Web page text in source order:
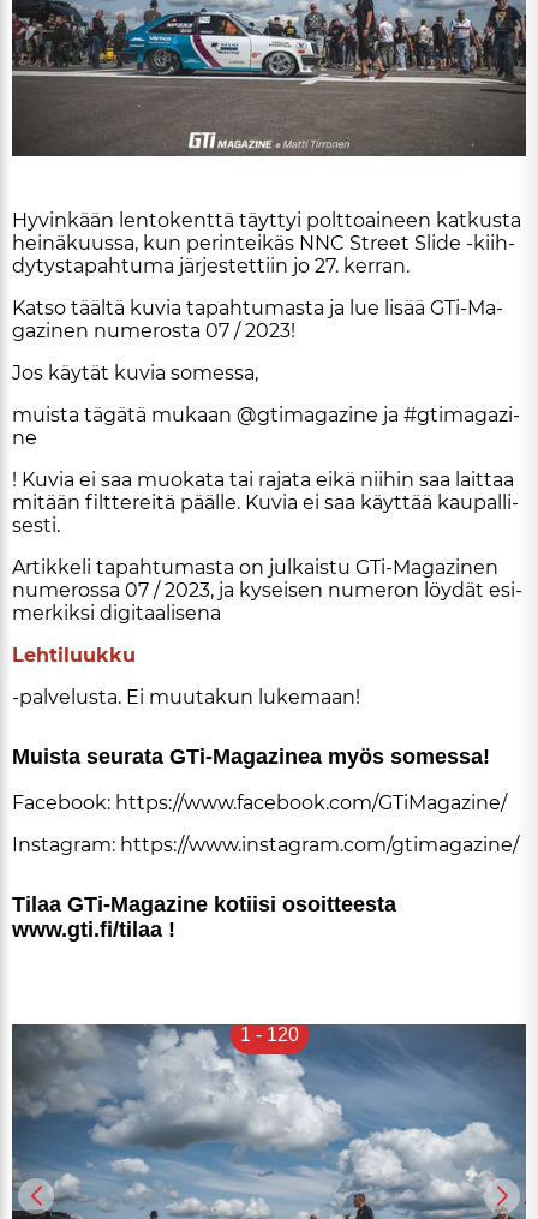
ARTIKKELIT
Hy­vin­kään len­to­kent­tä täyt­tyi polt­to­ai­neen kat­kus­ta
hei­nä­kuus­sa, kun pe­rin­tei­käs NNC Street Slide -kiih­
dy­tys­ta­pah­tu­ma jär­jes­tet­tiin jo 27. ker­ran.
Kat­so tääl­tä ku­via ta­pah­tu­mas­ta ja lue li­sää GTi-Ma­
ga­zi­nen nu­me­ros­ta 07 / 2023!
Jos käy­tät ku­via so­mes­sa,
muis­ta tä­gä­tä mu­kaan @gti­ma­ga­zi­ne ja #gti­ma­ga­zi­
ne
! Ku­via ei saa muo­ka­ta tai ra­ja­ta ei­kä nii­hin saa lait­taa
mi­tään filt­te­rei­tä pääl­le. Ku­via ei saa käyt­tää kau­pal­li­
ses­ti.
Ar­tik­ke­li ta­pah­tu­mas­ta on jul­kais­tu GTi-Ma­ga­zi­nen
nu­me­ros­sa 07 / 2023, ja ky­sei­sen nu­me­ron löy­dät esi­
mer­kik­si di­gi­taa­li­se­na
Leh­ti­luuk­ku
-pal­ve­lus­ta. Ei muu­ta­kun lu­ke­maan!
Muis­ta seu­ra­ta GTi-Ma­ga­zi­nea myös so­mes­sa!
Fa­ce­book: https://www.fa­ce­book.com/GTi­Ma­ga­zi­ne/
Ins­tag­ram: https://www.ins­tag­ram.com/gti­ma­ga­zi­ne/
Ti­laa GTi-Ma­ga­zi­ne ko­tii­si osoit­tees­ta
www.gti.fi/ti­laa !
1 - 120